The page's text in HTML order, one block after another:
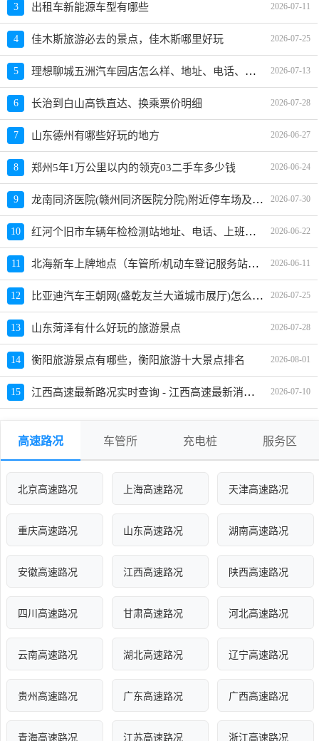
3 出租车新能源车型有哪些 2026-07-11
4 佳木斯旅游必去的景点，佳木斯哪里好玩 2026-07-25
5 理想聊城五洲汽车园店怎么样、地址、电话、上班时间查询 2026-07-13
6 长治到白山高铁直达、换乘票价明细 2026-07-28
7 山东德州有哪些好玩的地方 2026-06-27
8 郑州5年1万公里以内的领克03二手车多少钱 2026-06-24
9 龙南同济医院(赣州同济医院分院)附近停车场及收费标准 2026-07-30
10 红河个旧市车辆年检检测站地址、电话、上班时间 2026-06-22
11 北海新车上牌地点（车管所/机动车登记服务站）、上班时间、电话 2026-06-11
12 比亚迪汽车王朝网(盛乾友兰大道城市展厅)怎么样、地址、电话、上班时间查询 2026-07-25
13 山东菏泽有什么好玩的旅游景点 2026-07-28
14 衡阳旅游景点有哪些，衡阳旅游十大景点排名 2026-08-01
15 江西高速最新路况实时查询 - 江西高速最新消息 - 车流量大吗 2026-07-10
高速路况 车管所 充电桩 服务区
北京高速路况 上海高速路况 天津高速路况
重庆高速路况 山东高速路况 湖南高速路况
安徽高速路况 江西高速路况 陕西高速路况
四川高速路况 甘肃高速路况 河北高速路况
云南高速路况 湖北高速路况 辽宁高速路况
贵州高速路况 广东高速路况 广西高速路况
青海高速路况 江苏高速路况 浙江高速路况